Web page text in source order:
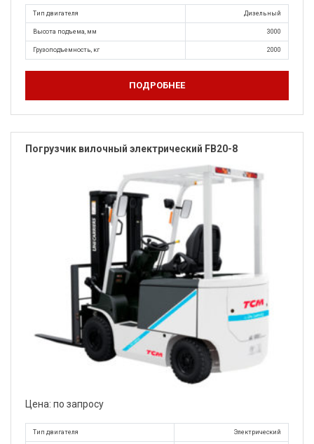
Тип двигателя Дизельный
Высота подъема, мм 3000
Грузоподъемность, кг 2000
ПОДРОБНЕЕ
Погрузчик вилочный электрический FB20-8
Цена: по запросу
Тип двигателя Электрический